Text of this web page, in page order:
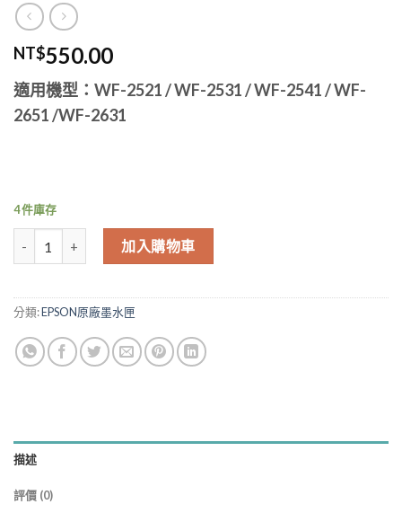
NT$550.00
適用機型：WF-2521 / WF-2531 / WF-2541 / WF-
2651 /WF-2631
4 件庫存
EPSON 193 T193350 標準型紅色墨水匣 WF2521 WF2531 WF2631
加入購物車
分類:EPSON原廠墨水匣
描述
評價 (0)